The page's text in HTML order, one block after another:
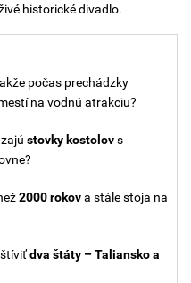
historické divadlo.
počas prechádzky
na vodnú atrakciu?
stovky kostolovs
2000 rokova stále stoja na
dva štáty – Taliansko a